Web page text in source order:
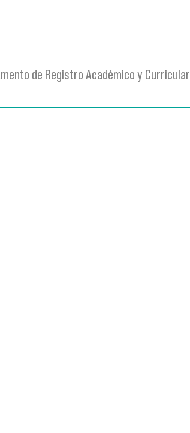
de Registro Académico y Curricular